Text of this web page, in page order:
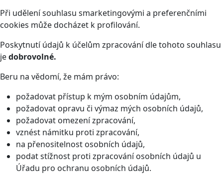
Při udělení souhlasu smarketingovými a preferenčními
cookies může docházet k profilování.
Poskytnutí údajů k účelům zpracování dle tohoto souhlasu
jedobrovolné.
Beru na vědomí, že mám právo:
požadovat přístup k mým osobním údajům,
požadovat opravu či výmaz mých osobních údajů,
požadovat omezení zpracování,
vznést námitku proti zpracování,
na přenositelnost osobních údajů,
podat stížnost proti zpracování osobních údajů u
Úřadu pro ochranu osobních údajů.